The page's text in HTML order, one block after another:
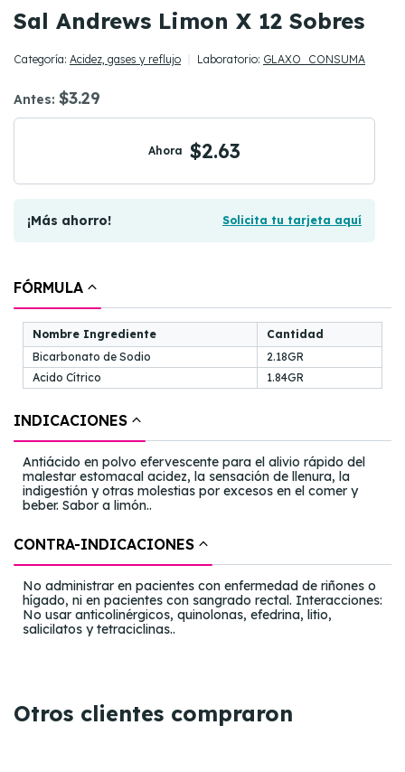
Sal Andrews Limon X 12 Sobres
Categoría: Acidez, gases y reflujo Laboratorio: GLAXO_CONSUMA
Antes: $3.29
Ahora $2.63
¡Más ahorro! Solicita tu tarjeta aquí
FÓRMULA
Nombre Ingrediente
Cantidad
Bicarbonato de Sodio
2.18GR
Acido Cítrico
1.84GR
INDICACIONES
Antiácido en polvo efervescente para el alivio rápido del
malestar estomacal acidez, la sensación de llenura, la
indigestión y otras molestias por excesos en el comer y
beber. Sabor a limón..
CONTRA-INDICACIONES
No administrar en pacientes con enfermedad de riñones o
hígado, ni en pacientes con sangrado rectal. Interacciones:
No usar anticolinérgicos, quinolonas, efedrina, litio,
salicilatos y tetraciclinas..
Otros clientes compraron